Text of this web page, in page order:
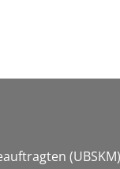
(UBSKM)